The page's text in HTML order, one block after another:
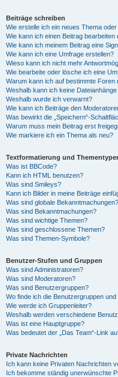
Beiträge schreiben
Wie erstelle ich ein neues Thema
Wie kann ich einen Beitrag bearbeiten
Wie kann ich meinem Beitrag eine
Wie kann ich eine Umfrage erstellen?
Wieso kann ich nicht mehr
Wie bearbeite oder lösche ich eine
Warum kann ich auf bestimmte Foren
Weshalb kann ich keine
Weshalb wurde ich verwarnt?
Wie kann ich Beiträge den
Was bewirkt die „Speichern“-
Warum muss mein Beitrag erst
Wie markiere ich ein Thema als neu?
Textformatierung und
Was ist BBCode?
Kann ich HTML benutzen?
Was sind Smileys?
Kann ich Bilder in meine Beiträge
Was sind globale Bekanntmachungen?
Was sind Bekanntmachungen?
Was sind wichtige Themen?
Was sind geschlossene Themen?
Was sind Themen-Symbole?
Benutzer-Stufen und Gruppen
Was sind Administratoren?
Was sind Moderatoren?
Was sind Benutzergruppen?
Wo finde ich die Benutzergruppen
Wie werde ich Gruppenleiter?
Weshalb werden verschiedene
Was ist eine Hauptgruppe?
Was bedeutet der „Das Team“-Link
Private Nachrichten
Ich kann keine Privaten Nachrichten
Ich bekomme ständig unerwünschte